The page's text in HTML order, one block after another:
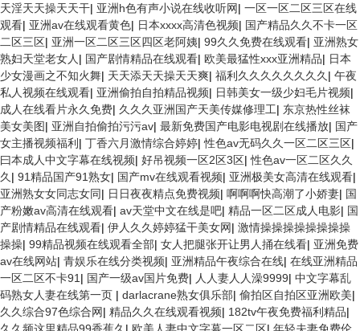
天淫天天操天天干| 亚洲h色有声小说在线收听网| 一区一区二区三区在线
观看| 亚洲av在线观看黄色| 日本xxxx高清色视频| 国产精品久久不卡一区
二区三区| 亚洲一区二区三区四区老阿姨| 99久久免费在线观看| 亚洲熟女
熟妇天堂老女人 | 国产剧情精品在线观看| 欧美最猛性xxx亚洲精品| 日本
少女漫画之不知火舞| 天天添天天操天天爽| 福利久久久久久久久久 | 午夜
私人视频在线观看| 亚洲偷拍自拍精品视频| 日韩美女一级少妇毛片视频|
成人在线看片永久免费| 久久久亚洲国产天美传媒修理工| 东京热性丝袜
美女美图| 亚洲自拍偷拍污污av| 最新免费国产电影电视剧在线播放| 国产
女主播视频福利 | 丁香六月激情综合婷婷|性色av无码久久一区二区三区|
曰本成人中文字幕在线视频| 好吊视频一区2区3区|性色av一区二区久久
久 | 91精品国产91熟女| 国产mv在线观看视频| 亚洲极美女高清在线观看|
亚洲熟女女同志女同| 日日夜夜精点免费视频| 啊啊啊快高潮了小娇妻| 国
产粉嫩av高清在线观看| av天堂中文在线是吧| 精品一区二区成人电影| 国
产剧情精品在线观看| 伊人久久婷婷猛干美女网| 激情操操操操操操操操
操操| 99精品视频在线观看全部| 女人把腿张开让男人捅在线看| 亚洲免费
av在线网站| 青娱乐在线分类视频| 亚洲精品午夜综合在线| 在线亚洲精品
一区二区不卡91 | 国产一级av国片免费| 人人妻人人澡9999| 中文字幕乱
码熟女人妻在线第一页 | darlacrane熟女俱乐部| 偷拍区自拍区亚洲欧美|
久久综合97色综合网| 精品久久在线观看视频| 182tv午夜免费福利精品|
久久频这里精品99香蕉久 | 欧美人妻中文字幕一区二区| 年轻夫妻免费伦